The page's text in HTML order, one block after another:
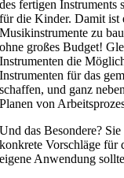
des fertigen Instruments
für die Kinder. Damit ist
Musikinstrumente zu
ohne großes Budget!
Instrumenten die
Instrumenten für das
schaffen, und ganz
Planen von
Und das Besondere?
konkrete Vorschläge für
eigene Anwendung